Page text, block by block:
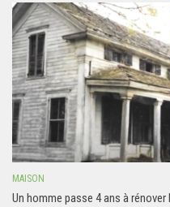
MAISON
Un homme passe 4 ans à